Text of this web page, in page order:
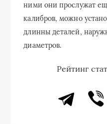
ними они прослужат
калибров, можно
длинны деталей,
диаметров.
Рейтинг